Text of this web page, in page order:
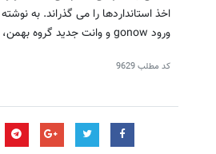
اخذ استانداردها را می گذراند. به
ورود gonow و وانت جدید گروه بهمن، بازار پیكان وانت ایران خودرو با خطر مواجه شود.
کد مطلب9629